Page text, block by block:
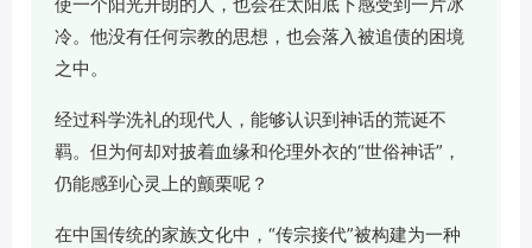
使一个阳光开朗的人，也会在太阳底下感受到一片冰
冷。他没有任何宗教的思想，也会落入被追债的困境
之中。
经过科学洗礼的现代人，能够认识到神话的荒诞不
羁。但为何却对披着血缘和伦理外衣的“世俗神话”，
仍能感到心灵上的颤栗呢？
在中国传统的家族文化中，“传宗接代”被构建为一种